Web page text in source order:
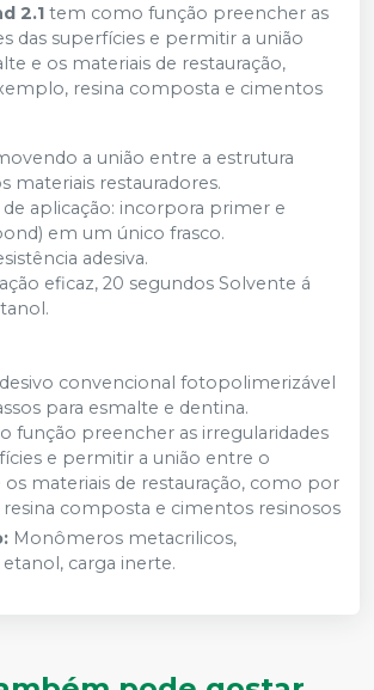
2.1 tem como função preencher as
das superfícies e permitir a união
e os materiais de restauração,
resina composta e cimentos
a união entre a estrutura
materiais restauradores.
de aplicação: incorpora primer e
em um único frasco.
adesiva.
eficaz, 20 segundos Solvente á
convencional fotopolimerizável
para esmalte e dentina.
função preencher as irregularidades
e permitir a união entre o
os materiais de restauração, como por
composta e cimentos resinosos
Monômeros metacrilicos,
carga inerte.